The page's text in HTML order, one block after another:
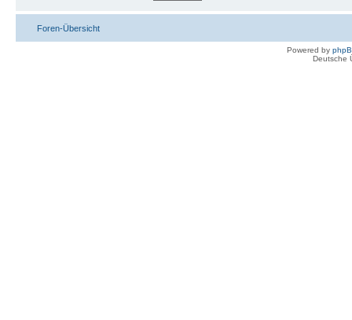
Foren-Übersicht
Powered by
Deutsche